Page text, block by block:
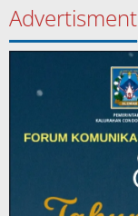
Advertisment